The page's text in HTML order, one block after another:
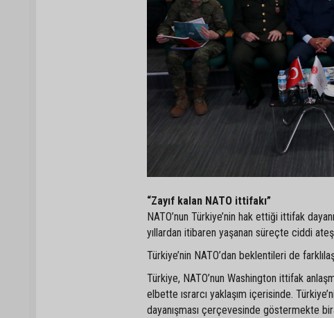
“Zayıf kalan NATO ittifakı”
NATO’nun Türkiye’nin hak ettiği ittifak
yıllardan itibaren yaşanan süreçte ciddi
Türkiye’nin NATO’dan beklentileri de
Türkiye, NATO’nun Washington ittifak
elbette ısrarcı yaklaşım içerisinde.
dayanışması çerçevesinde göstermekte